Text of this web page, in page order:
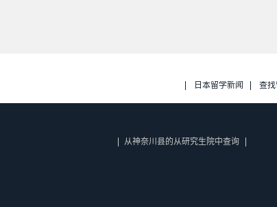
日本留学新闻 查
从神奈川县的从研究生院中查询